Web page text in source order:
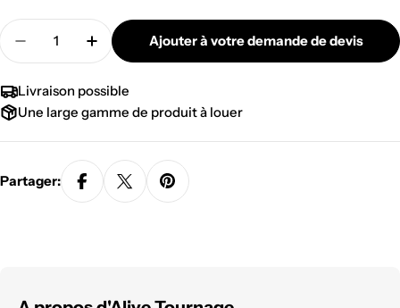
Quantité
Diminuer la quantité pour LENTILLE FRESNEL
Augmenter la quantité pour LENTILLE
Ajouter à votre demande de devis
Livraison possible
Une large gamme de produit à louer
Partager: